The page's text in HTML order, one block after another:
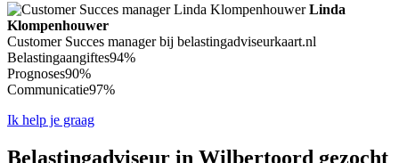
Linda
Klompenhouwer
Customer Succes manager bij belastingadviseurkaart.nl
Belastingaangiftes94%
Prognoses90%
Communicatie97%
Ik help je graag
Belastingadviseur in Wilbertoord gezocht